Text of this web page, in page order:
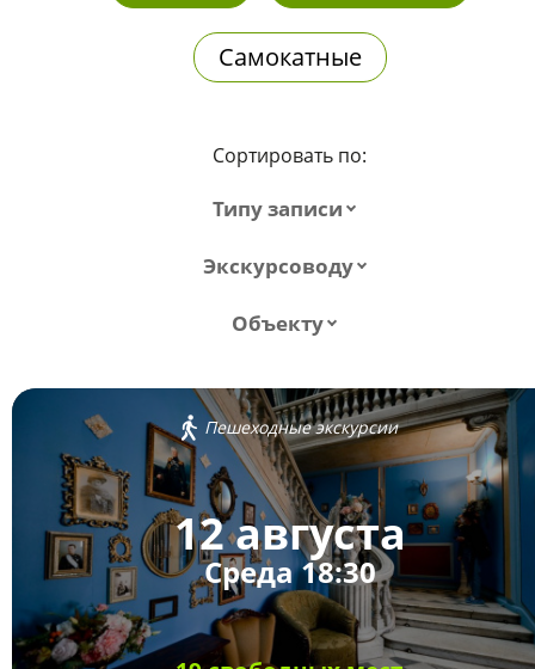
Самокатные
Сортировать по:
Типу записи
Экскурсоводу
Объекту
Пешеходные экскурсии
12 августа
Среда 18:30